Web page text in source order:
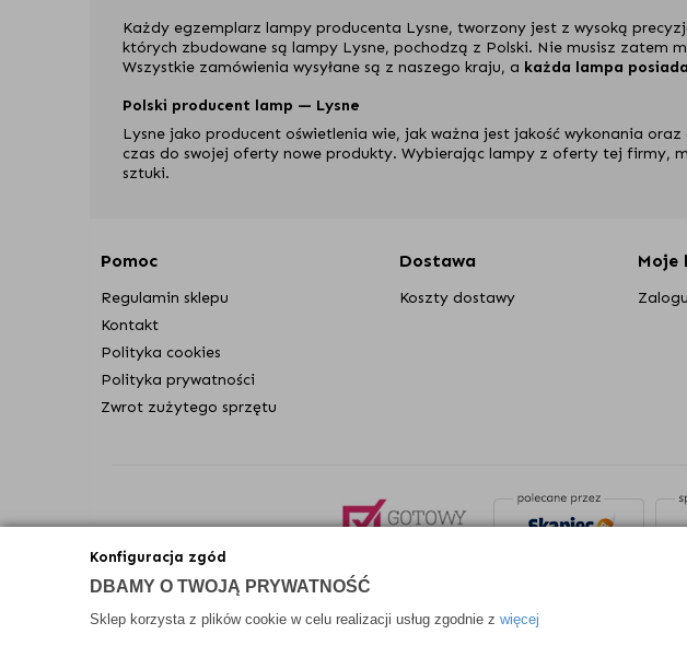
Konfiguracja zgód
DBAMY O TWOJĄ PRYWATNOŚĆ
Sklep korzysta z plików cookie w celu realizacji usług zgodnie z więcej
Każdy egzemplarz lampy producenta Lysne, tworzony jest z wysoką
których zbudowane są lampy Lysne, pochodzą z Polski. Nie musisz zatem
Wszystkie zamówienia wysyłane są z naszego kraju, a każda lampa
Polski producent lamp — Lysne
Lysne jako producent oświetlenia wie, jak ważna jest jakość wykonania
czas do swojej oferty nowe produkty. Wybierając lampy z oferty tej firmy,
sztuki.
Nowoczesne i funkcjonalne lampy Lysne
Decydując się na zakup lamp Lysne, zapewniasz sobie nie tylko lampę na
zakupu, ponieważ wspieranie naszych firm, to niejako obowiązek każdego
Lampy pochodzące od producenta Lysne wyróżnia:
wysoka jakość wykonania i ciekawy design,
produkcja w pełni na terenie Polski,
Pomoc
Regulamin sklepu
Kontakt
Polityka cookies
Polityka prywatności
Zwrot zużytego sprzętu
Dostawa
Koszty dostawy
Moje
2020 © Wszelkie Prawa Zastrzeżone